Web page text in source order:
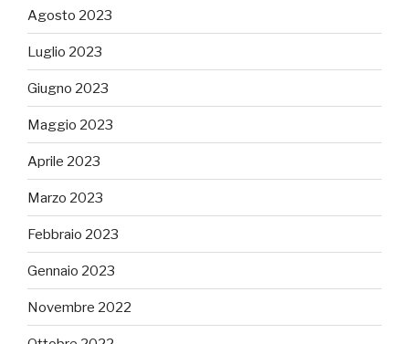
Agosto 2023
Luglio 2023
Giugno 2023
Maggio 2023
Aprile 2023
Marzo 2023
Febbraio 2023
Gennaio 2023
Novembre 2022